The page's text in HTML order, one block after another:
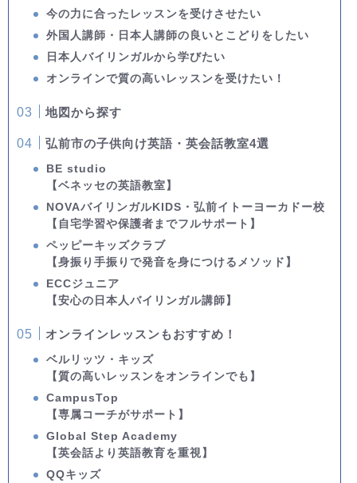
今の力に合ったレッスンを受けさせたい
外国人講師・日本人講師の良いとこどりをしたい
日本人バイリンガルから学びたい
オンラインで質の高いレッスンを受けたい！
地図から探す
弘前市の子供向け英語・英会話教室4選
BE studio
【ベネッセの英語教室】
NOVAバイリンガルKIDS・弘前イトーヨーカドー校
【自宅学習や保護者までフルサポート】
ペッピーキッズクラブ
【身振り手振りで発音を身につけるメソッド】
ECCジュニア
【安心の日本人バイリンガル講師】
オンラインレッスンもおすすめ！
ベルリッツ・キッズ
【質の高いレッスンをオンラインでも】
CampusTop
【専属コーチがサポート】
Global Step Academy
【英会話より英語教育を重視】
QQキッズ